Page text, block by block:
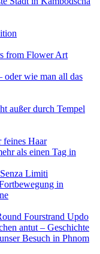
from Flower Art
oder wie man all das
außer durch Tempel
Haar
als einen Tag in
Limiti
in
Fourstrand Updo
antut – Geschichte
Besuch in Phnom